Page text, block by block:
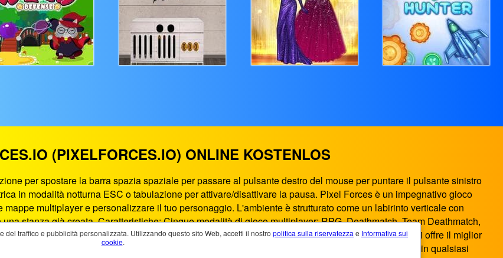
(PIXELFORCES.IO) ONLINE KOSTENLOS
per spostare la barra spazia spaziale per passare al pulsante destro del mouse per puntare il pulsante sinistro
in modalità notturna ESC o tabulazione per attivare/disattivare la pausa. Pixel Forces è un impegnativo gioco
multiplayer e personalizzare il tuo personaggio. L'ambiente è strutturato come un labirinto verticale con
stanza già creata. Caratteristiche: Cinque modalità di gioco multiplayer: RPG, Deathmatch, Team Deathmatch,
trampolino Opzioni sala 12 skin personaggio Pixelforces.Io su PlayGames365.com, questo sito ti offre il miglior
che funziona su smartphone, tablet, PC e smart TV. Puoi giocare a Pixelforces.Io ovunque e in qualsiasi
traffico e pubblicità personalizzata. Utilizzando questo sito Web, accetti il ​​nostro politica sulla riservatezza e Informativa sui
cookie.